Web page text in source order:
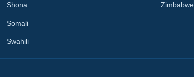
Shona
Somali
Swahili
Zimbabwe